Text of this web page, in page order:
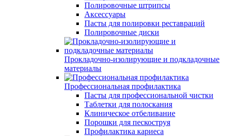
Полировочные штрипсы
Аксессуары
Пасты для полировки реставраций
Полировочные диски
Прокладочно-изолирующие и подкладочные
материалы
Профессиональная профилактика
Пасты для профессиональной чистки
Таблетки для полоскания
Клиническое отбеливание
Порошки для пескоструя
Профилактика кариеса